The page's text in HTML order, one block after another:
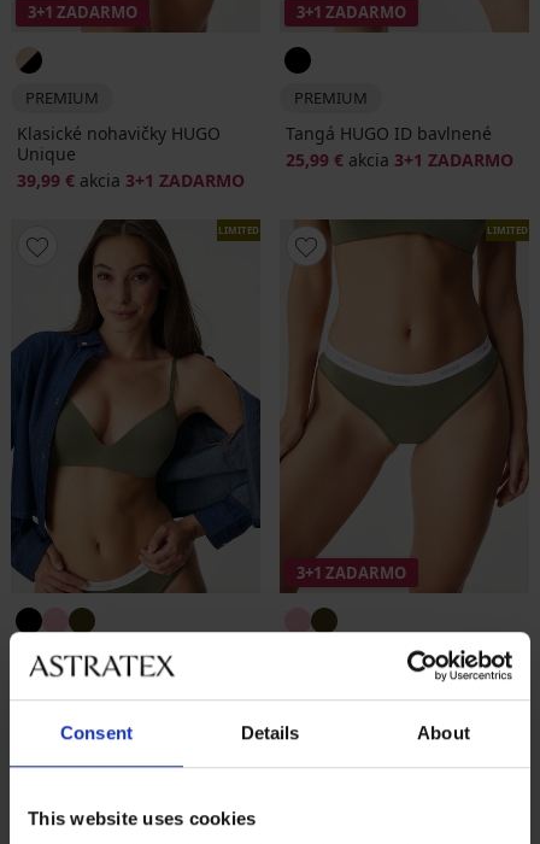
Consent Details About
This website uses cookies
3+1 ZADARMO
PREMIUM
Klasické nohavičky HUGO
Unique
39,99 € akcia 3+1 ZADARMO
3+1 ZADARMO
PREMIUM
Tangá HUGO ID bavlnené
25,99 € akcia 3+1 ZADARMO
LIMITED
PREMIUM
57,99 €
LIMITED
3+1 ZADARMO